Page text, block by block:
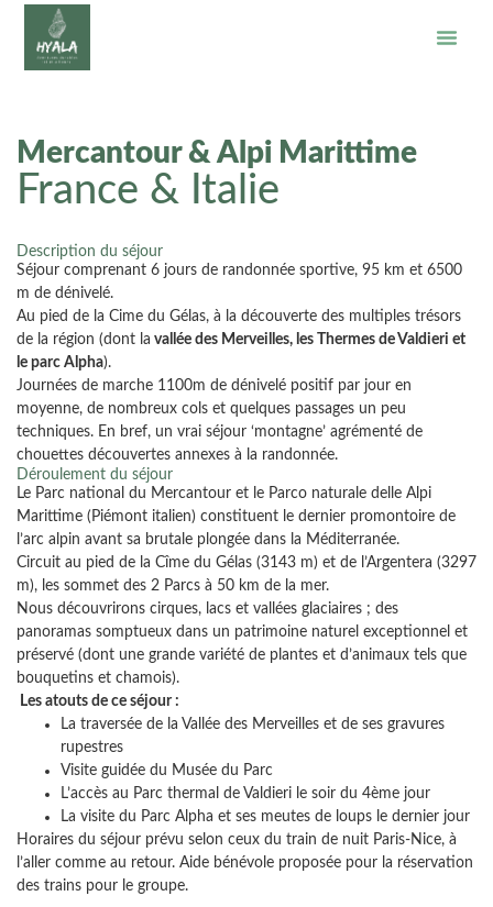
Mercantour & Alpi Marittime
France & Italie
Description du séjour
Séjour comprenant 6 jours de randonnée sportive, 95 km et 6500
m de dénivelé.
Au pied de la Cime du Gélas, à la découverte des multiples trésors
de la région (dont la vallée des Merveilles, les Thermes de Valdieri et
le parc Alpha).
Journées de marche 1100m de dénivelé positif par jour en
moyenne, de nombreux cols et quelques passages un peu
techniques. En bref, un vrai séjour ‘montagne’ agrémenté de
chouettes découvertes annexes à la randonnée.
Déroulement du séjour
Le Parc national du Mercantour et le Parco naturale delle Alpi
Marittime (Piémont italien) constituent le dernier promontoire de
l’arc alpin avant sa brutale plongée dans la Méditerranée.
Circuit au pied de la Cîme du Gélas (3143 m) et de l’Argentera (3297
m), les sommet des 2 Parcs à 50 km de la mer.
Nous découvrirons cirques, lacs et vallées glaciaires ; des
panoramas somptueux dans un patrimoine naturel exceptionnel et
préservé (dont une grande variété de plantes et d’animaux tels que
bouquetins et chamois).
Les atouts de ce séjour :
La traversée de la Vallée des Merveilles et de ses gravures
rupestres
Visite guidée du Musée du Parc
L’accès au Parc thermal de Valdieri le soir du 4ème jour
La visite du Parc Alpha et ses meutes de loups le dernier jour
Horaires du séjour prévu selon ceux du train de nuit Paris-Nice, à
l’aller comme au retour. Aide bénévole proposée pour la réservation
des trains pour le groupe.